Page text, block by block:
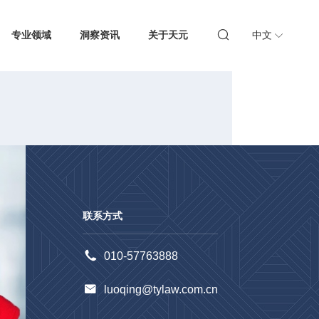
专业领域 洞察资讯 关于天元 中文
联系方式
010-57763888
luoqing@tylaw.com.cn